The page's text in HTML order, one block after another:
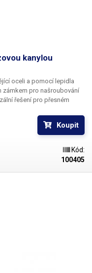
kanylou
oceli a pomocí lepidla
zámkem pro našroubování
řešení pro přesném
dvojitým závitem a
uchycení
Koupit
Kód:
100405